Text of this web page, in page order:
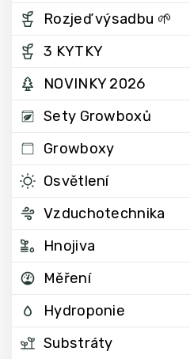
Rozjeď výsadbu 🌱
3 KYTKY
NOVINKY 2026
Sety Growboxů
Growboxy
Osvětlení
Vzduchotechnika
Hnojiva
Měření
Hydroponie
Substráty